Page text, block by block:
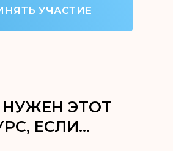
УЧАСТИЕ
ЭТОТ
ЕСЛИ…